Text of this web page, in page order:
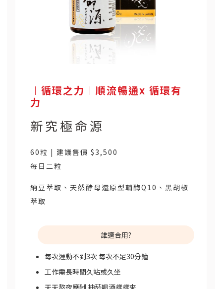
︱循環之力︱順流暢通x 循環有
力
新究極命源
60粒 | 建議售價 $3,500
每日二粒
納豆萃取、天然酵母還原型輔酶Q10、黑胡椒
萃取
誰適合用?
每次運動不到3次 每次不足30分鐘
工作需長時間久站或久坐